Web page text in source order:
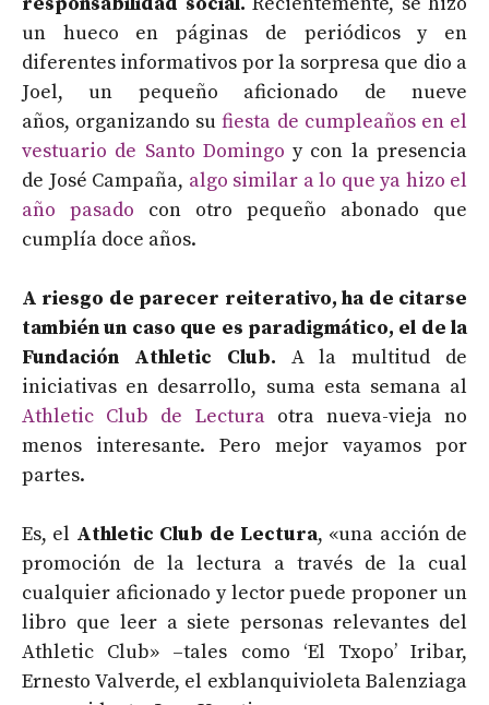
un hueco en páginas de periódicos y en
diferentes informativos por la sorpresa que dio a
Joel, un pequeño aficionado de nueve
años, organizando sufiesta de cumpleaños en el
vestuario de Santo Domingo y con la presencia
de José Campaña, algo similar a lo que ya hizo el
año pasado con otro pequeño abonado que
cumplía doce años.
A riesgo de parecer reiterativo, ha de citarse
también un caso que es paradigmático, el de la
Fundación Athletic Club. A la multitud de
iniciativas en desarrollo, suma esta semana al
Athletic Club de Lecturaotra nueva-vieja no
menos interesante. Pero mejor vayamos por
partes.
Es, el Athletic Club de Lectura, «una acción de
promoción de la lectura a través de la cual
cualquier aficionado y lector puede proponer un
libro que leer a siete personas relevantes del
Athletic Club» –tales como ‘El Txopo’ Iribar,
Ernesto Valverde, el exblanquivioleta Balenziaga